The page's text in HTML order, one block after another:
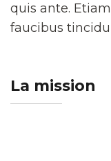
quis ante.
faucibus
La mission